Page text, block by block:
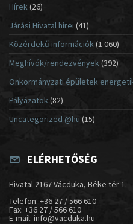
Hírek(26)
Járási Hivatal hírei (41)
Közérdekű információk(1 060)
Meghívók/rendezvények (392)
Önkormányzati épületek
Pályázatok (82)
Uncategorized @hu (15)
ELÉRHETŐSÉG
Hivatal 2167 Vácduka, Béke tér 1.
Telefon: +36 27 / 566 610
Fax: +36 27 / 566 610
E-mail: info@vacduka.hu